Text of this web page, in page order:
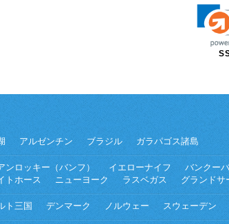
アルゼンチン ブラジル ガラパゴス諸島
ンロッキー（バンフ） イエローナイフ バンクー
トホース ニューヨーク ラスベガス グランドサ
ト三国 デンマーク ノルウェー スウェーデン